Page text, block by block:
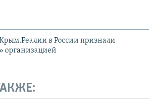
в России признали
организацией